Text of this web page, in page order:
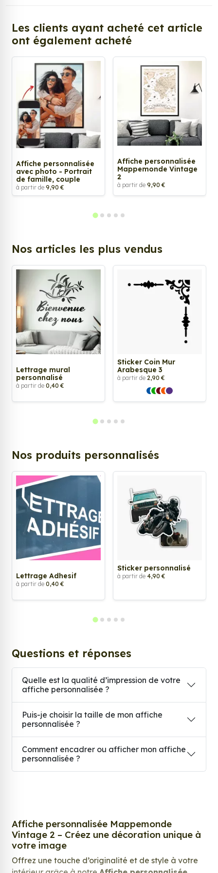
Les clients ayant acheté cet article
ont également acheté
Affiche personnalisée
avec photo - Portrait
de famille, couple
à partir de 9,90 €
Affiche personnalisée
Mappemonde Vintage
2
à partir de 9,90 €
Nos articles les plus vendus
Lettrage mural
personnalisé
à partir de 0,40 €
Sticker Coin Mur
Arabesque 3
à partir de 2,90 €
Nos produits personnalisés
Lettrage Adhesif
à partir de 0,40 €
Sticker personnalisé
à partir de 4,90 €
Questions et réponses
Quelle est la qualité d’impression de votre
affiche personnalisée ?
Puis-je choisir la taille de mon affiche
personnalisée ?
Comment encadrer ou afficher mon affiche
personnalisée ?
Affiche personnalisée Mappemonde
Vintage 2 – Créez une décoration unique à
votre image
Offrez une touche d’originalité et de style à votre